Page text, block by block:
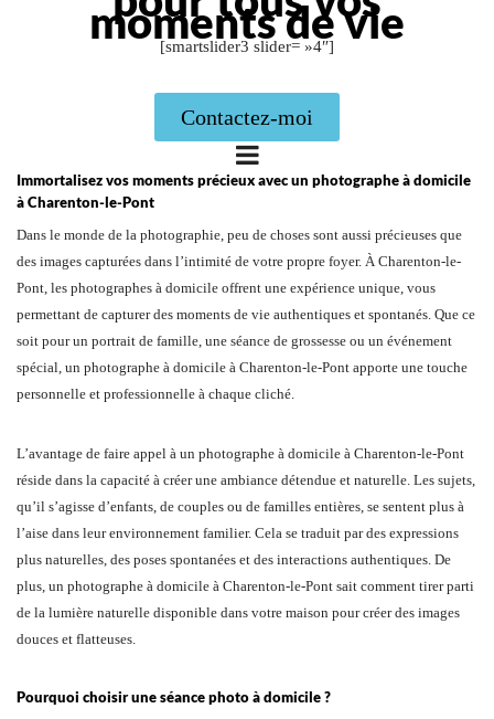
moments de vie
[smartslider3 slider= »4″]
Contactez-moi
Immortalisez vos moments précieux avec un photographe à domicile
à Charenton-le-Pont
Dans le monde de la photographie, peu de choses sont aussi précieuses que
des images capturées dans l’intimité de votre propre foyer. À Charenton-le-
Pont, les photographes à domicile offrent une expérience unique, vous
permettant de capturer des moments de vie authentiques et spontanés. Que ce
soit pour un portrait de famille, une séance de grossesse ou un événement
spécial, un photographe à domicile à Charenton-le-Pont apporte une touche
personnelle et professionnelle à chaque cliché.
L’avantage de faire appel à un photographe à domicile à Charenton-le-Pont
réside dans la capacité à créer une ambiance détendue et naturelle. Les sujets,
qu’il s’agisse d’enfants, de couples ou de familles entières, se sentent plus à
l’aise dans leur environnement familier. Cela se traduit par des expressions
plus naturelles, des poses spontanées et des interactions authentiques. De
plus, un photographe à domicile à Charenton-le-Pont sait comment tirer parti
de la lumière naturelle disponible dans votre maison pour créer des images
douces et flatteuses.
Pourquoi choisir une séance photo à domicile ?